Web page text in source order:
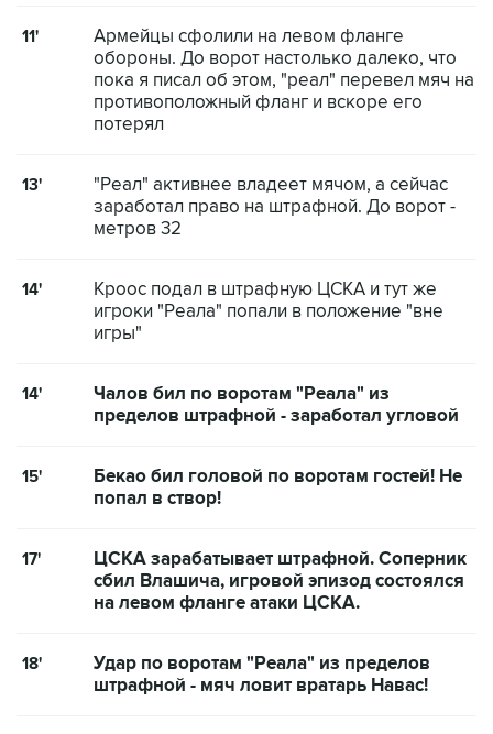
11'
Армейцы сфолили на левом фланге
обороны. До ворот настолько далеко, что
пока я писал об этом, "реал" перевел мяч на
противоположный фланг и вскоре его
потерял
13'
"Реал" активнее владеет мячом, а сейчас
заработал право на штрафной. До ворот -
метров 32
14'
Кроос подал в штрафную ЦСКА и тут же
игроки "Реала" попали в положение "вне
игры"
14'
Чалов бил по воротам "Реала" из
пределов штрафной - заработал угловой
15'
Бекао бил головой по воротам гостей! Не
попал в створ!
17'
ЦСКА зарабатывает штрафной. Соперник
сбил Влашича, игровой эпизод состоялся
на левом фланге атаки ЦСКА.
18'
Удар по воротам "Реала" из пределов
штрафной - мяч ловит вратарь Навас!